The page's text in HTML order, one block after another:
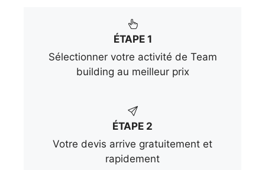
ÉTAPE 1
Sélectionner votre activité de Team
building au meilleur prix
ÉTAPE 2
Votre devis arrive gratuitement et
rapidement